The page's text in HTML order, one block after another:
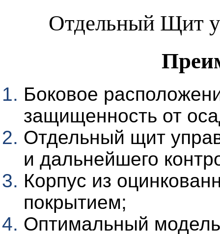
Отдельный Щит
Боковое
защищенность от
Отдельный щит
и дальнейшего
Корпус из
покрытием;
Оптимальный